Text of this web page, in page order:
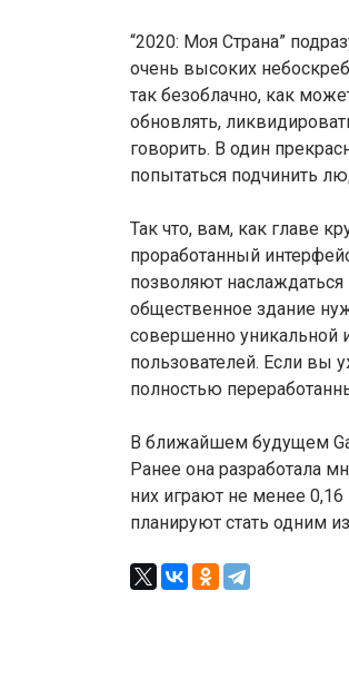
“2020: Моя Страна”
очень высоких
так безоблачно, как
обновлять,
говорить. В один
попытаться подчинить
Так что, вам, как главе
проработанный
позволяют
общественное здание
совершенно уникальной
пользователей. Если вы
полностью
В ближайшем будущем
Ранее она разработала
них играют не менее
планируют стать одним